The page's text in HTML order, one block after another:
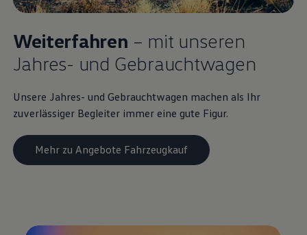
Weiterfahren – mit unseren
Jahres- und Gebrauchtwagen
Unsere Jahres- und Gebrauchtwagen machen als Ihr
zuverlässiger Begleiter immer eine gute Figur.
Mehr zu Angebote Fahrzeugkauf